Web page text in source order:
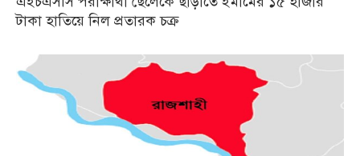
টাকা হাতিয়ে নিল প্রতারক চক্র